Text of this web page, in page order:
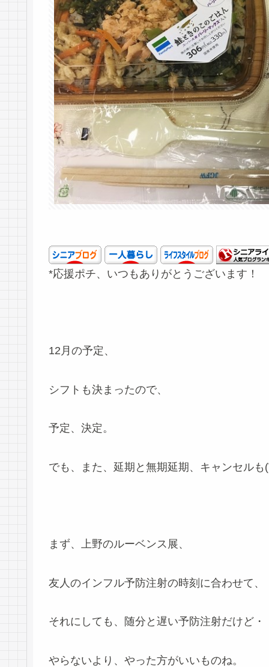
*応援ポチ、いつもありがとうございます！
12月の予定、
シフトも決まったので、
予定、決定。
でも、また、延期と無期延期、キャンセルも
まず、上野のルーベンス展、
友人のインフル予防注射の時刻に合わせて、
それにしても、随分と遅い予防注射だけど・
やらないより、やった方がいいものね。